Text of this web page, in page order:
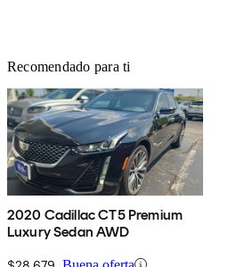
Recomendado para ti
2020 Cadillac CT5 Premium
Luxury Sedan AWD